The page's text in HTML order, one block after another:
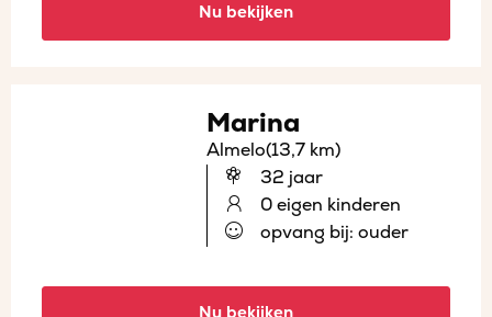
Nu bekijken
Marina
Almelo(13,7 km)
32 jaar
0 eigen kinderen
opvang bij: ouder
Nu bekijken